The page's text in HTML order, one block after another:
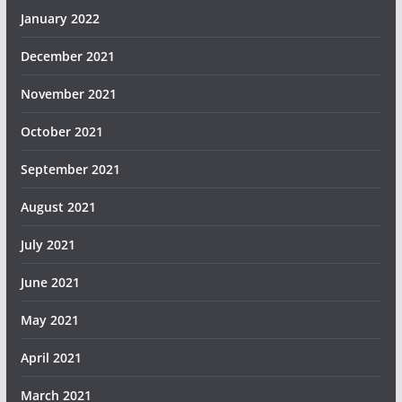
January 2022
December 2021
November 2021
October 2021
September 2021
August 2021
July 2021
June 2021
May 2021
April 2021
March 2021